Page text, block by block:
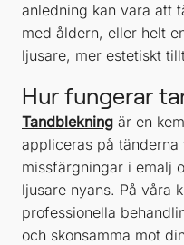
anledning kan vara att
med åldern, eller helt
ljusare, mer estetiskt
Hur fungerar
Tandblekning är en
appliceras på
missfärgningar i emalj
ljusare nyans. På våra
professionella
och skonsamma mot